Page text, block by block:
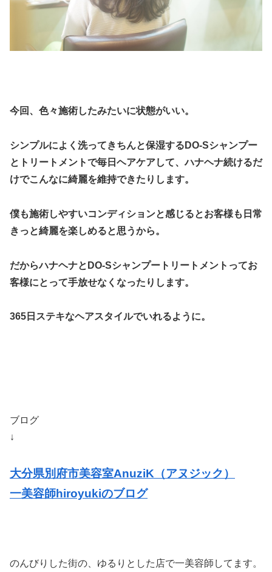
今回、色々施術したみたいに状態がいい。
シンプルによく洗ってきちんと保湿するDO-Sシャンプー
とトリートメントで毎日ヘアケアして、ハナヘナ続けるだ
けでこんなに綺麗を維持できたりします。
僕も施術しやすいコンディションと感じるとお客様も日常
きっと綺麗を楽しめると思うから。
だからハナヘナとDO-Sシャンプートリートメントってお
客様にとって手放せなくなったりします。
365日ステキなヘアスタイルでいれるように。
ブログ
↓
大分県別府市美容室AnuziK（アヌジック）
一美容師hiroyukiのブログ
のんびりした街の、ゆるりとした店で一美容師してます。